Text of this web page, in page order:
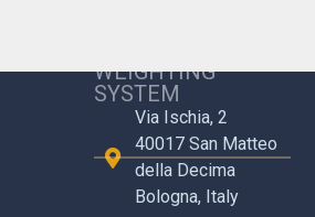
WEIGHTING
SYSTEM
Via Ischia, 2
40017 San Matteo
della Decima
Bologna, Italy